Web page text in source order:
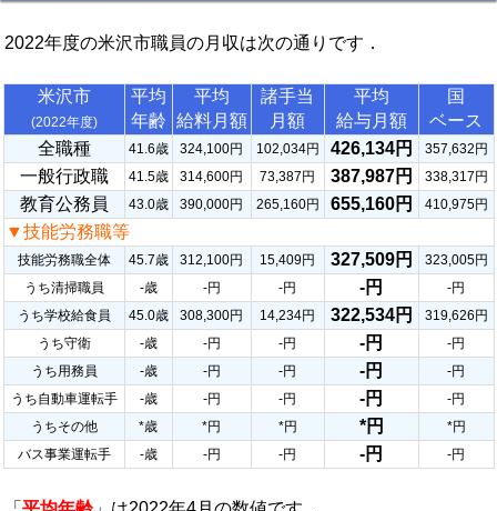
2022年度の米沢市職員の月収は次の通りです．
米沢市
(2022年度)
平均
年齢
平均
給料月額
諸手当
月額
平均
給与月額
国
ベース
全職種
41.6歳 324,100円 102,034円 426,134円 357,632円
一般行政職 41.5歳 314,600円 73,387円 387,987円 338,317円
教育公務員 43.0歳 390,000円 265,160円 655,160円 410,975円
▼技能労務職等
技能労務職全体 45.7歳 312,100円 15,409円 327,509円
323,005円
うち清掃職員
-歳 -円 -円 -円
-円
うち学校給食員
45.0歳 308,300円 14,234円 322,534円
319,626円
うち守衛
-歳 -円 -円 -円
-円
うち用務員
-歳 -円 -円 -円
-円
うち自動車運転手
-歳 -円 -円 -円
-円
うちその他
*歳 *円 *円 *円
*円
バス事業運転手
-歳 -円 -円 -円 -円